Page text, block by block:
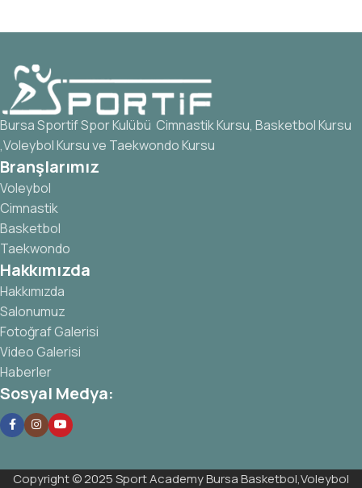
Bursa Sportif Spor Kulübü Cimnastik Kursu, Basketbol Kursu
,Voleybol Kursu ve Taekwondo Kursu
Branşlarımız
Voleybol
Cimnastik
Basketbol
Taekwondo
Hakkımızda
Hakkımızda
Salonumuz
Fotoğraf Galerisi
Video Galerisi
Haberler
Sosyal Medya:
Copyright © 2025 Sport Academy Bursa Basketbol,Voleybol